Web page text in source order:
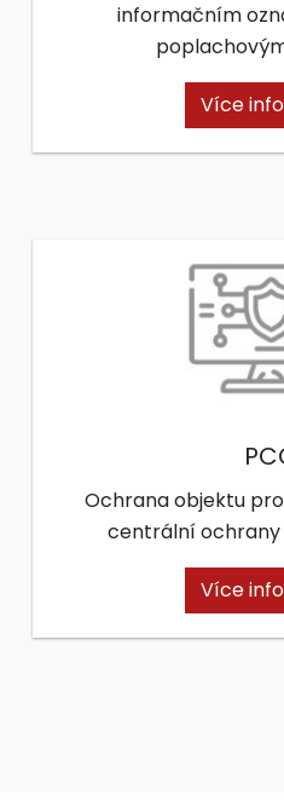
informačním
Více
Ochrana objektu
centrální ochrany
Více